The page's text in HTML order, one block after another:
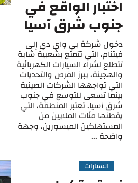
اختبار الواقع في
جنوب شرق آسيا
دخول شركة بي واي دي إلى
فيتنام، التي تتمتع بشعبية شابة
تتطلع لشراء السيارات الكهربائية
والهجينة، يبرز الفرص والتحديات
التي تواجهها الشركات الصينية
بينما تسعى للتوسع في جنوب
شرق آسيا. تعتبر المنطقة، التي
يقطنها مئات الملايين من
المستهلكين الميسورين، وجهة
واضحة ...
السيارات